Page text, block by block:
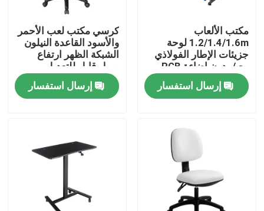
حولنا
مكتب الألعاب
1.2/1.4/1.6m لوحة
جزيئات الإطار الفولاذي
مع / بدون إضاءة RGB
إرسال استفسار
كرسي مكتب لعب الأحمر
والأسود القاعدة النيلون
الشبكة الظهر ارتفاع
وميل قابل للتعديل
إرسال استفسار